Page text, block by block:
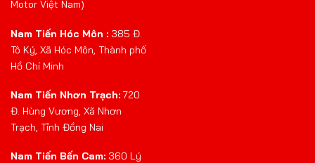
Motor Việt Nam)
Nam Tiến Hóc Môn : 385 Đ.
Tô Ký, Xã Hóc Môn, Thành phố
Hồ Chí Minh
Nam Tiến Nhơn Trạch: 720
Đ. Hùng Vương, Xã Nhơn
Trạch, Tỉnh Đồng Nai
Nam Tiến Bến Cam: 360 Lý